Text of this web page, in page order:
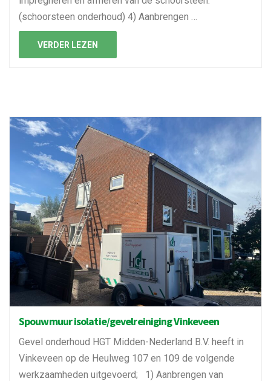
(schoorsteen onderhoud) 4) Aanbrengen …
VERDER LEZEN
Spouwmuur isolatie/gevelreiniging Vinkeveen
Gevel onderhoud HGT Midden-Nederland B.V. heeft in
Vinkeveen op de Heulweg 107 en 109 de volgende
werkzaamheden uitgevoerd; 1) Aanbrengen van